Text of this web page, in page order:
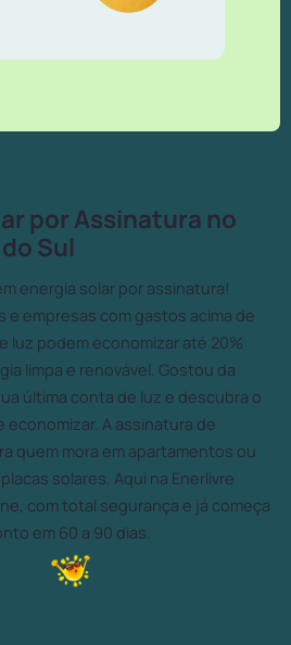
por Assinatura no
Sul
energia solar por assinatura!
e empresas com gastos acima de
luz podem economizar até 20%
limpa e renovável. Gostou da
última conta de luz e descubra o
A assinatura de
quem mora em apartamentos ou
solares. Aqui na Enerlivre
com total segurança e já começa
em 60 a 90 dias.